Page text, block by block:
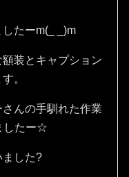
たーm(_ _)m
装とキャプション
。
んの手馴れた作業
したー☆
ました?